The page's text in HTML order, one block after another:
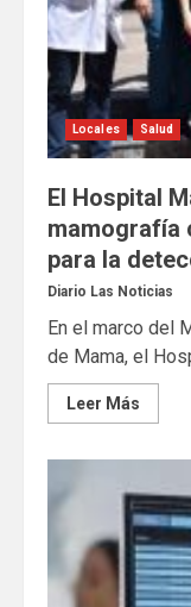
Locales Salud
El Hospital
mamografía
para la
Diario Las Noticias
En el marco del
de Mama, el
Leer Más